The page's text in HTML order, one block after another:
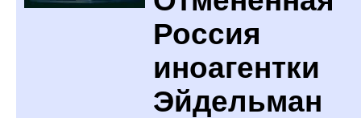
Россия
иноагентки
Эйдельман